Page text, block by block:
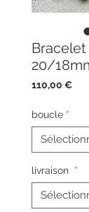
20/
110,00 €Prix
boucle *
livraison *